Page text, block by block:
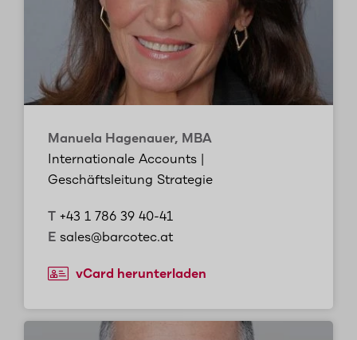
Manuela Hagenauer, MBA
Internationale Accounts |
Geschäftsleitung Strategie
T +43 1 786 39 40-41
E sales@barcotec.at
vCard herunterladen